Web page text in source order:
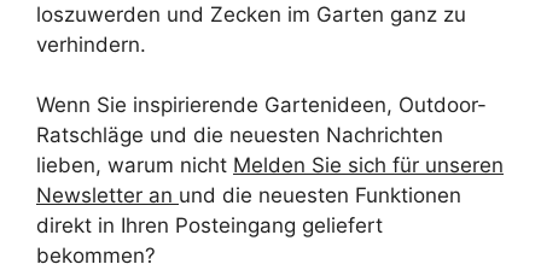
loszuwerden und Zecken im Garten ganz zu
verhindern.
Wenn Sie inspirierende Gartenideen, Outdoor-
Ratschläge und die neuesten Nachrichten
lieben, warum nicht Melden Sie sich für unseren
Newsletter an und die neuesten Funktionen
direkt in Ihren Posteingang geliefert
bekommen?